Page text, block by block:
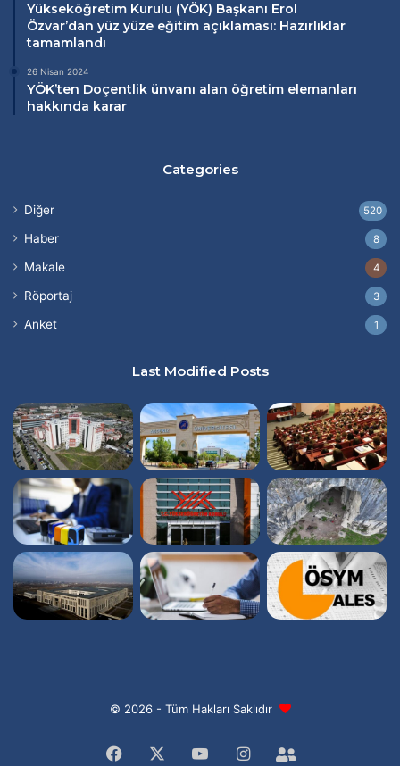
Yükseköğretim Kurulu (YÖK) Başkanı Erol
Özvar’dan yüz yüze eğitim açıklaması: Hazırlıklar
tamamlandı
26 Nisan 2024
YÖK’ten Doçentlik ünvanı alan öğretim elemanları
hakkında karar
Categories
Diğer 520
Haber 8
Makale 4
Röportaj 3
Anket 1
Last Modified Posts
© 2026 - Tüm Hakları Saklıdır
Facebook YouTubeInstagramFacebook